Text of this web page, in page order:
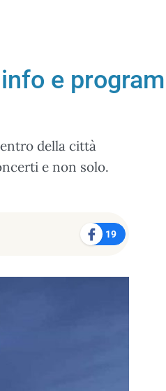
e
della città
e non solo.
19